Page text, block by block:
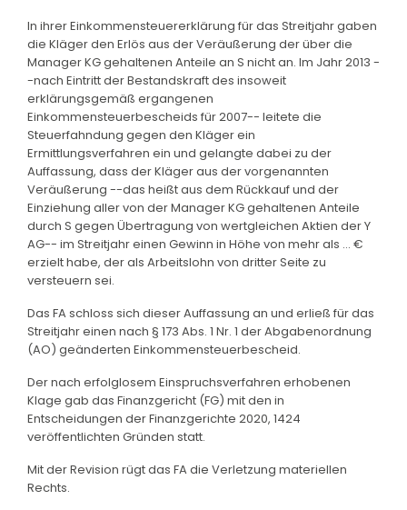
In ihrer Einkommensteuererklärung für das Streitjahr gaben
die Kläger den Erlös aus der Veräußerung der über die
Manager KG gehaltenen Anteile an S nicht an. Im Jahr 2013 -
-nach Eintritt der Bestandskraft des insoweit
erklärungsgemäß ergangenen
Einkommensteuerbescheids für 2007-- leitete die
Steuerfahndung gegen den Kläger ein
Ermittlungsverfahren ein und gelangte dabei zu der
Auffassung, dass der Kläger aus der vorgenannten
Veräußerung --das heißt aus dem Rückkauf und der
Einziehung aller von der Manager KG gehaltenen Anteile
durch S gegen Übertragung von wertgleichen Aktien der Y
AG-- im Streitjahr einen Gewinn in Höhe von mehr als ... €
erzielt habe, der als Arbeitslohn von dritter Seite zu
versteuern sei.
Das FA schloss sich dieser Auffassung an und erließ für das
Streitjahr einen nach § 173 Abs. 1 Nr. 1 der Abgabenordnung
(AO) geänderten Einkommensteuerbescheid.
Der nach erfolglosem Einspruchsverfahren erhobenen
Klage gab das Finanzgericht (FG) mit den in
Entscheidungen der Finanzgerichte 2020, 1424
veröffentlichten Gründen statt.
Mit der Revision rügt das FA die Verletzung materiellen
Rechts.